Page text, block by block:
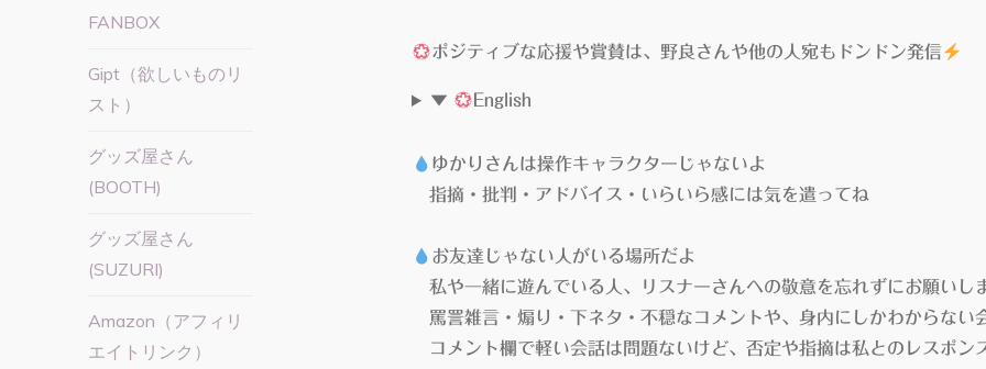
ポジティブな応援や賞賛は、野良さんや他の人宛もドンドン発信
▼ English
ゆかりさんは操作キャラクターじゃないよ
指摘・批判・アドバイス・いらいら感には気を遣ってね
お友達じゃない人がいる場所だよ
私や一緒に遊んでいる人、リスナーさんへの敬意を忘れずにお願いし
罵詈雑言・煽り・下ネタ・不穏なコメントや、身内にしかわからない
コメント欄で軽い会話は問題ないけど、否定や指摘は私とのレスポン
FANBOX
Gipt（欲しいものリ
スト）
グッズ屋さん
(BOOTH)
グッズ屋さん
(SUZURI)
Amazon（アフィリ
エイトリンク）